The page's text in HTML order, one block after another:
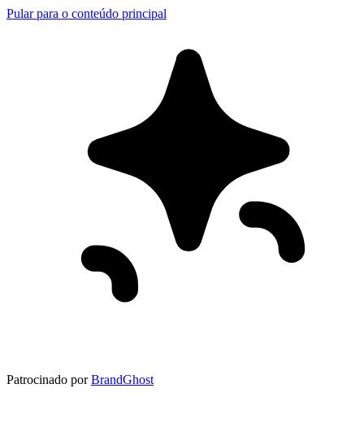
Pular para o conteúdo principal
Patrocinado por BrandGhost